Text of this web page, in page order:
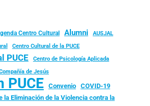
Centro Cultural Alumni
AUSJAL
Centro Cultural de la PUCE
PUCE Centro de Psicología Aplicada
de Jesús
PUCE Convenio
COVID-19
la Eliminación de la Violencia contra la